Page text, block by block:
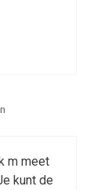
m meet
kunt de